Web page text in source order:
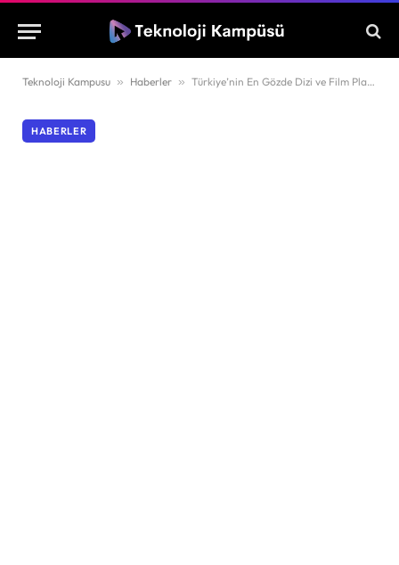
Teknoloji Kampusu » Haberler » Türkiye’nin En Gözde Dizi ve Film Platformu Açıklandı: Netflix’te Büyük Gerileme!
HABERLER